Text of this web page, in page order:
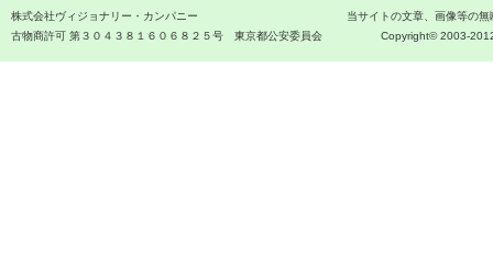
当サイトの文章、画像等の
Copyright© 2003-
株式会社ヴィジョナリー・カンパニー
古物商許可 第３０４３８１６０６８２５号 東京都公安委員会